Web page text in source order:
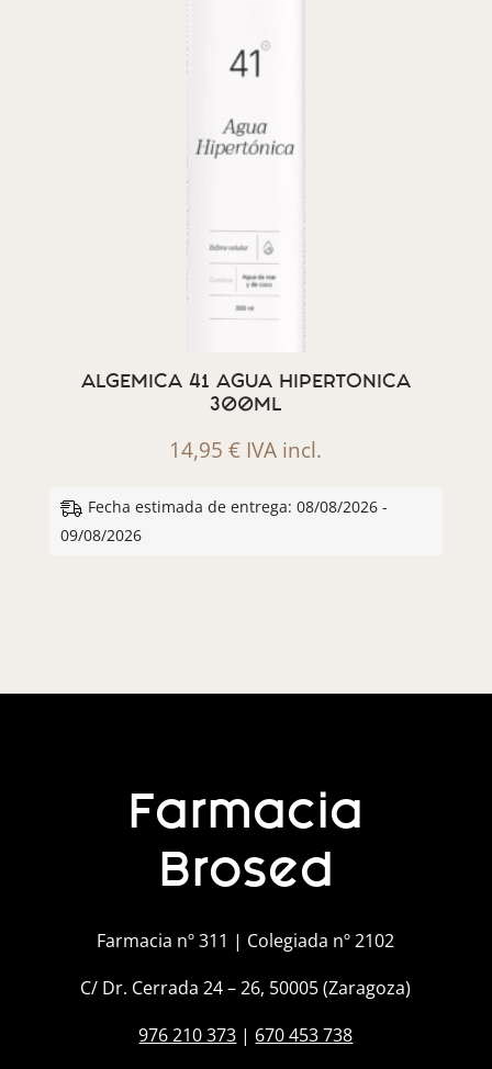
ALGEMICA 41 AGUA HIPERTONICA
300ML
14,95€ IVA incl.
Fecha estimada de entrega: 08/08/2026 -
09/08/2026
Farmacia
Brosed
Farmacia nº 311 | Colegiada nº 2102
C/ Dr. Cerrada 24 – 26, 50005 (Zaragoza)
976 210 373 | 670 453 738